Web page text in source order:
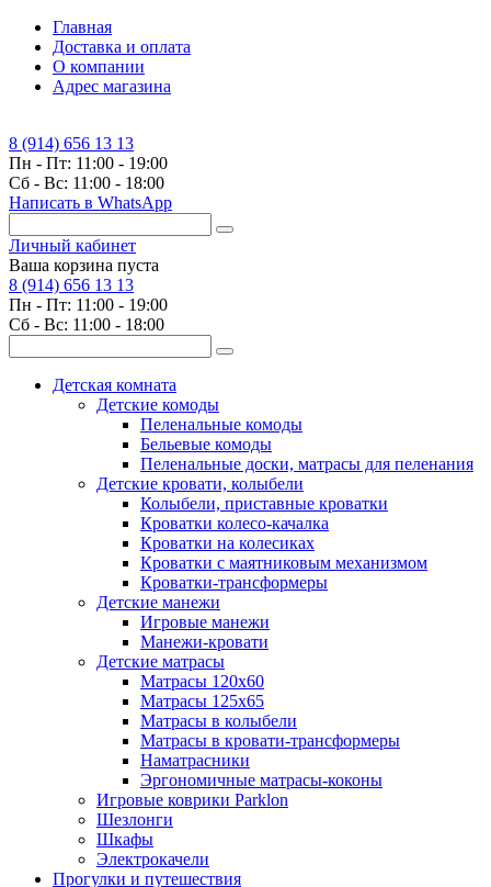
Главная
Доставка и оплата
О компании
Адрес магазина
8 (914) 656 13 13
Пн - Пт: 11:00 - 19:00
Сб - Вс: 11:00 - 18:00
Написать в WhatsApp
Личный кабинет
Ваша корзина пуста
8 (914) 656 13 13
Пн - Пт: 11:00 - 19:00
Сб - Вс: 11:00 - 18:00
Детская комната
Детские комоды
Пеленальные комоды
Бельевые комоды
Пеленальные доски, матрасы для пеленания
Детские кровати, колыбели
Колыбели, приставные кроватки
Кроватки колесо-качалка
Кроватки на колесиках
Кроватки с маятниковым механизмом
Кроватки-трансформеры
Детские манежи
Игровые манежи
Манежи-кровати
Детские матрасы
Матрасы 120x60
Матрасы 125x65
Матрасы в колыбели
Матрасы в кровати-трансформеры
Наматрасники
Эргономичные матрасы-коконы
Игровые коврики Parklon
Шезлонги
Шкафы
Электрокачели
Прогулки и путешествия